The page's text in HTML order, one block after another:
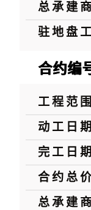
总承建商
驻地盘
合约编
工程范围
动工日期
完工日期
合约总
总承建商